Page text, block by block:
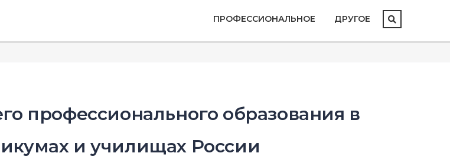
ПРОФЕССИОНАЛЬНОЕ ДРУГОЕ
профессионального образования в
и училищах России